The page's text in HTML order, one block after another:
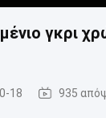
γκρι
18 935